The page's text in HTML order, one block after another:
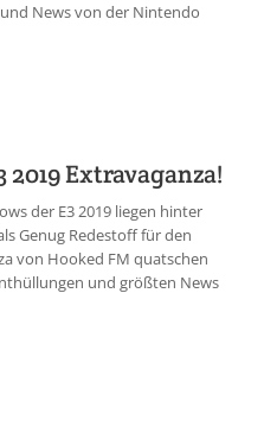
News von der Nintendo
2019 Extravaganza!
der E3 2019 liegen hinter
Genug Redestoff für den
von Hooked FM quatschen
und größten News